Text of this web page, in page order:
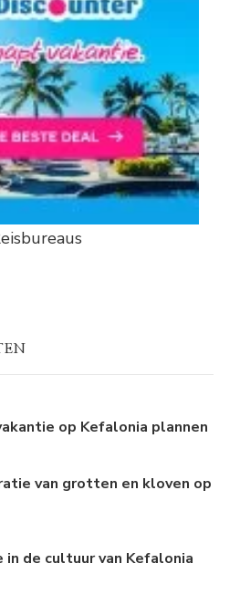
op Kefalonia plannen
van grotten en kloven op
in de cultuur van Kefalonia